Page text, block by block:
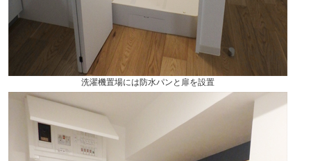
洗濯機置場には防水パンと扉を設置